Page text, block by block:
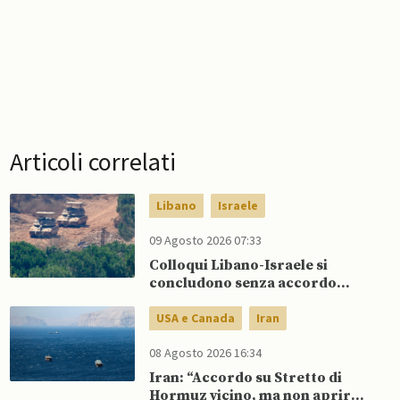
Articoli correlati
Libano Israele
09 Agosto 2026 07:33
Colloqui Libano-Israele si
concludono senza accordo
USA e Canada Iran
08 Agosto 2026 16:34
Iran: “Accordo su Stretto di
Hormuz vicino, ma non aprirà il